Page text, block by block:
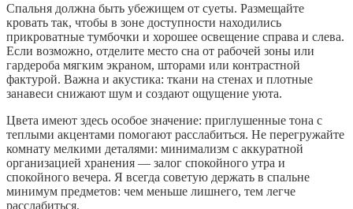
Спальня должна быть убежищем от суеты. Размещайте
кровать так, чтобы в зоне доступности находились
прикроватные тумбочки и хорошее освещение справа и слева.
Если возможно, отделите место сна от рабочей зоны или
гардероба мягким экраном, шторами или контрастной
фактурой. Важна и акустика: ткани на стенах и плотные
занавеси снижают шум и создают ощущение уюта.
Цвета имеют здесь особое значение: приглушенные тона с
теплыми акцентами помогают расслабиться. Не перегружайте
комнату мелкими деталями: минимализм с аккуратной
организацией хранения — залог спокойного утра и
спокойного вечера. Я всегда советую держать в спальне
минимум предметов: чем меньше лишнего, тем легче
расслабиться.